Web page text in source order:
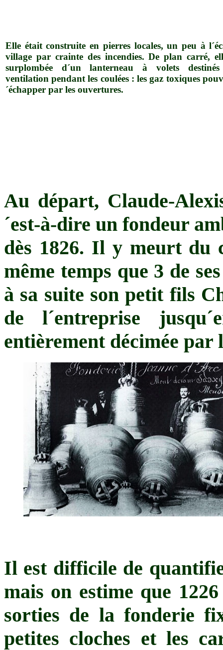
Elle était construite en pierres locales, un peu à
village par crainte des incendies. De plan carré,
surplombée d´un lanterneau à volets
ventilation pendant les coulées : les gaz toxiques
´échapper par les ouvertures.
Au départ, Claude-
´est-à-dire un fondeur
dès 1826. Il y meurt du
même temps que 3 de
à sa suite son petit fils
de l´entreprise
entièrement décimée par
Il est difficile de
mais on estime que
sorties de la fonderie
petites cloches et les